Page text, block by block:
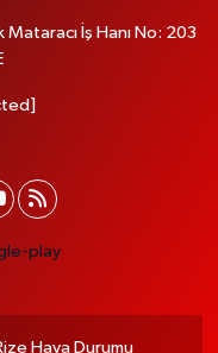
İş Hanı No: 203
Hava Durumu